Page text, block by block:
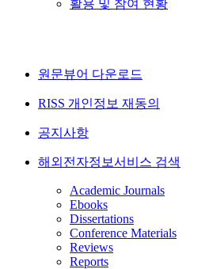
활용 및 참여 현황
원문뷰어 다운로드
RISS 개인정보 재동의
공지사항
해외전자정보서비스 검색
Academic Journals
Ebooks
Dissertations
Conference Materials
Reviews
Reports